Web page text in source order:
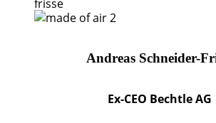
Andreas Schneider-
Ex-CEO Bechtle AG